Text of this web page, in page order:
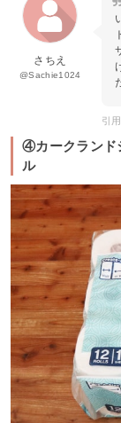
さちえ
@Sachie1024
④カークランド
ル